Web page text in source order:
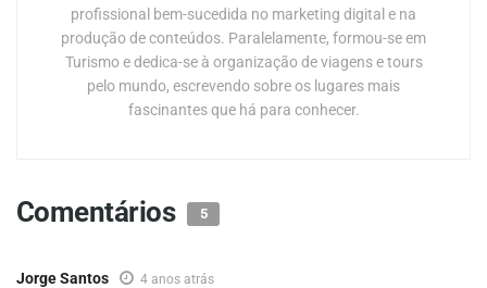
profissional bem-sucedida no marketing digital e na
produção de conteúdos. Paralelamente, formou-se em
Turismo e dedica-se à organização de viagens e tours
pelo mundo, escrevendo sobre os lugares mais
fascinantes que há para conhecer.
Comentários 5
Jorge Santos 4 anos atrás